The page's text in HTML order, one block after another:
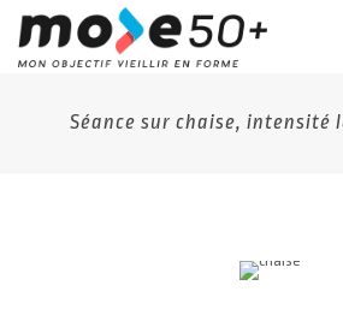
Séance sur chaise, intensité